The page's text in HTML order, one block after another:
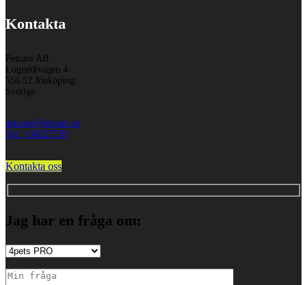
Kontakta
Petcare AB
Logisitkvägen 4
556 52 Jönköping
Sverige
petcare@petcare.se
Tel: +36327730
Kontakta oss
Jag har en fråga om: